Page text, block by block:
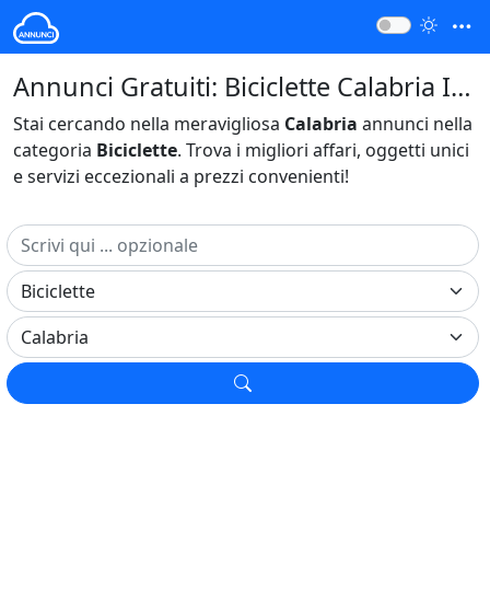
Annunci Gratuiti: Biciclette Calabria Italia
Stai cercando nella meravigliosa Calabria annunci nella
categoria Biciclette. Trova i migliori affari, oggetti unici
e servizi eccezionali a prezzi convenienti!